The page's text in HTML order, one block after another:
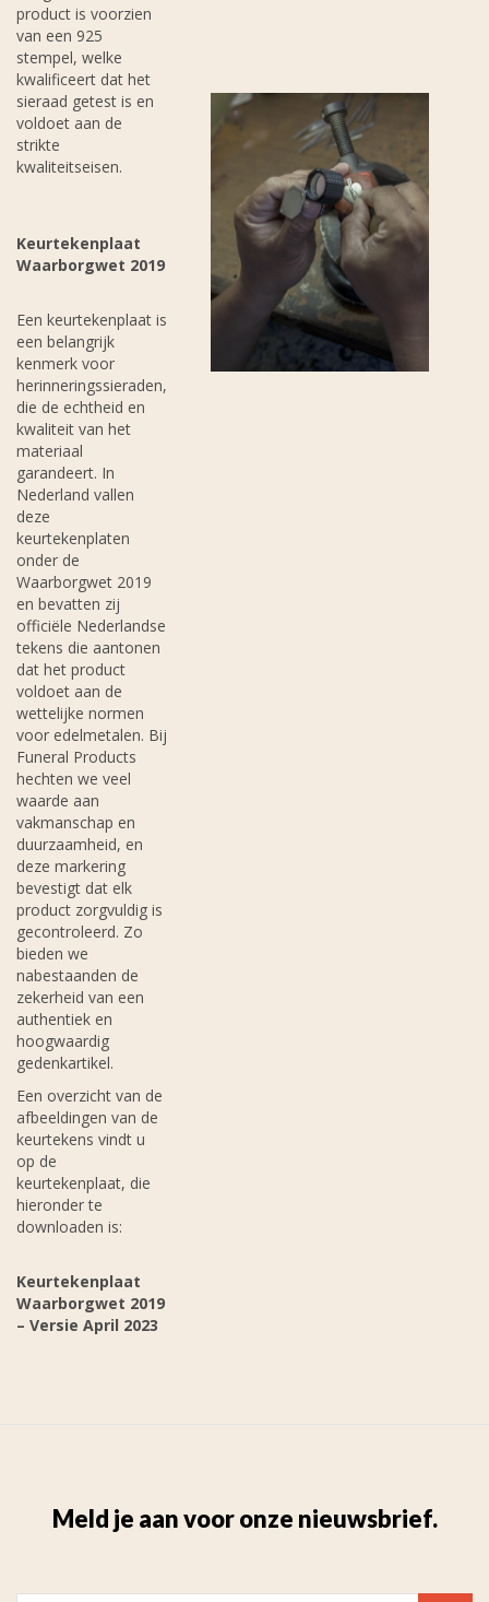
product is voorzien
van een 925
stempel, welke
kwalificeert dat het
sieraad getest is en
voldoet aan de
strikte
kwaliteitseisen.
Keurtekenplaat
Waarborgwet 2019
Een keurtekenplaat is
een belangrijk
kenmerk voor
herinneringssieraden,
die de echtheid en
kwaliteit van het
materiaal
garandeert. In
Nederland vallen
deze
keurtekenplaten
onder de
Waarborgwet 2019
en bevatten zij
officiële Nederlandse
tekens die aantonen
dat het product
voldoet aan de
wettelijke normen
voor edelmetalen. Bij
Funeral Products
hechten we veel
waarde aan
vakmanschap en
duurzaamheid, en
deze markering
bevestigt dat elk
product zorgvuldig is
gecontroleerd. Zo
bieden we
nabestaanden de
zekerheid van een
authentiek en
hoogwaardig
gedenkartikel.
Een overzicht van de
afbeeldingen van de
keurtekens vindt u
op de
keurtekenplaat, die
hieronder te
downloaden is:
Keurtekenplaat
Waarborgwet 2019
– Versie April 2023
Meld je aan voor onze nieuwsbrief.